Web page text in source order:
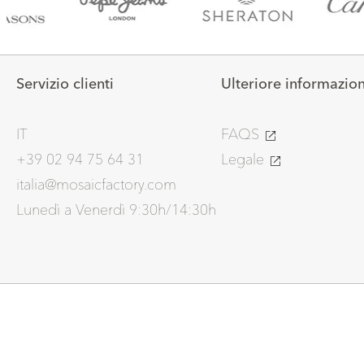
Servizio clienti
IT
+39 02 94 75 64 31
italia@mosaicfactory.com
Lunedì a Venerdì 9:30h/14:30h
Ulteriore
FAQS
Legale